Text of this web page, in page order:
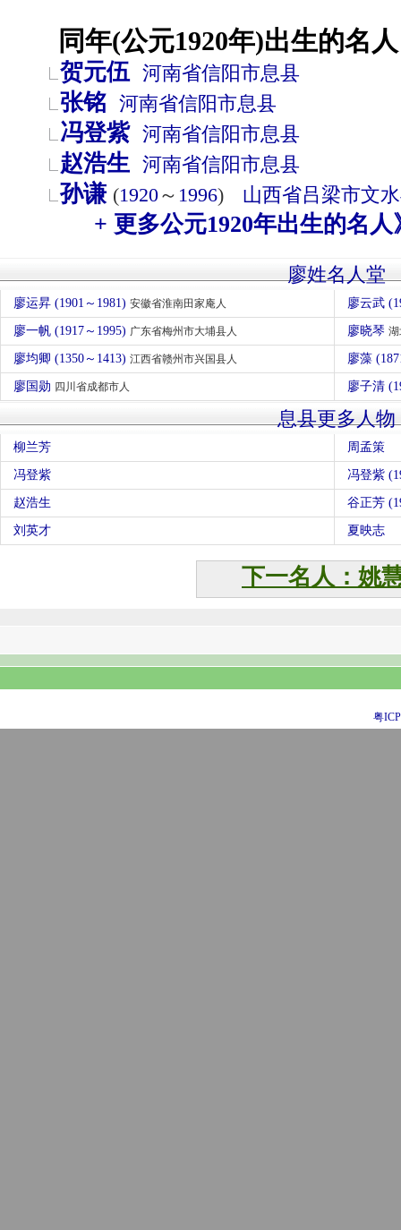
同年(公元1920年)出生的名
贺元伍 河南省信阳市息县
张铭 河南省信阳市息县
冯登紫 河南省信阳市息县
赵浩生 河南省信阳市息县
孙谦 (1920～ 1996) 山西省吕梁市文
+ 更多公元1920年出生的名人
廖姓名人堂
廖运昇 (1901～1981) 安徽省淮南田家庵人 廖云武
廖一帆 (1917～1995) 广东省梅州市大埔县人 廖晓琴
廖均卿 (1350～1413) 江西省赣州市兴国县人 廖藻
廖国勋 四川省成都市人 廖子清
息县更多人物
柳兰芳 周孟策
冯登紫 冯登紫
赵浩生 谷正芳
刘英才 夏映志
下一名人：姚
粤